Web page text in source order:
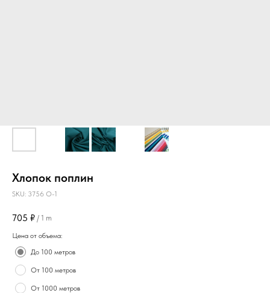
Хлопок поплин
SKU: 3756 O-1
705 ₽ / 1 m
Цена от объема:
До 100 метров
От 100 метров
От 1000 метров